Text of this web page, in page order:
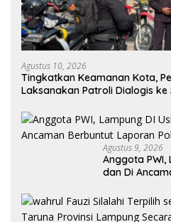
Agustus 10, 2026
Tingkatkan Keamanan Kota,
Laksanakan Patroli Dialogis
Agustus 9, 2026
Anggota PWI,
dan Di